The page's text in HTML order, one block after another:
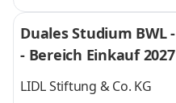
Duales Studium
- Bereich Einkauf 2027
LIDL Stiftung & Co. KG